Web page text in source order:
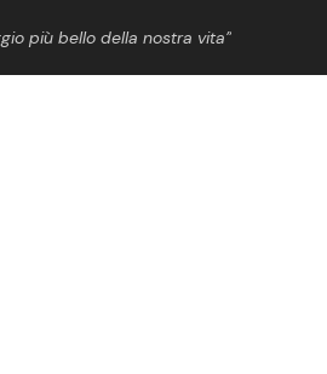
più bello della nostra vita”